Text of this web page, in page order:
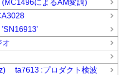
によるAM変調)
オ
ta7613 :プロダクト検波